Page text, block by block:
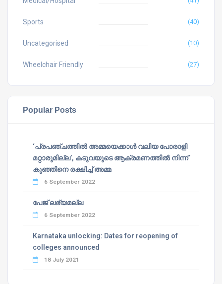
Sports (40)
Uncategorised (10)
Wheelchair Friendly (27)
Popular Posts
‘പ്രപഞ്ചത്തില്‍ അമ്മയെക്കാള്‍ വലിയ പോരാളി
മറ്റാരുമില്ല’, കടുവയുടെ ആക്രമണത്തില്‍ നിന്ന്
കുഞ്ഞിനെ രക്ഷിച്ച് അമ്മ
6 September 2022
പേജ് ലഭ്യമല്ല
6 September 2022
Karnataka unlocking: Dates for reopening of
colleges announced
18 July 2021